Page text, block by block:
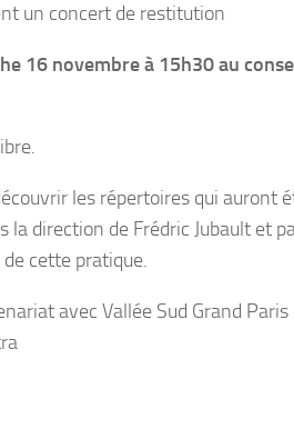
un concert de restitution
16 novembre à 15h30 au
les répertoires qui auront
la direction de Frédric Jubault et
de cette pratique.
avec Vallée Sud Grand